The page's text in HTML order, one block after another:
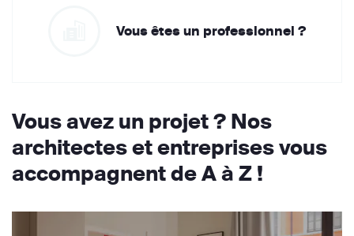
Vous êtes un professionnel ?
Vous avez un projet ? Nos
architectes et entreprises vous
accompagnent de A à Z !